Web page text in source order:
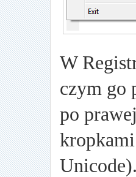
W
czym go
po